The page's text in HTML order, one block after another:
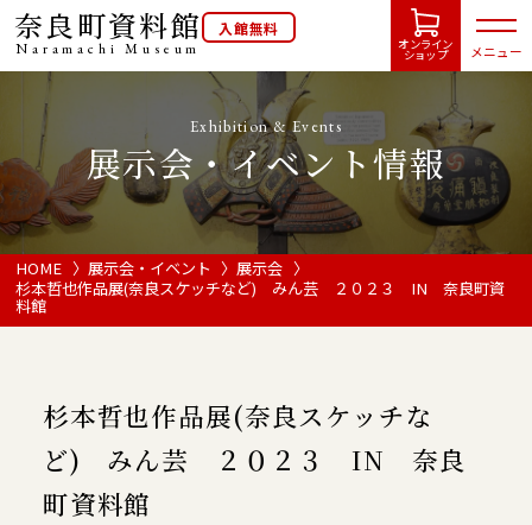
奈良町資料館
NaramachiMuseum
入館無料
オンライン
ショップ メニュー
HOME
開館カレンダー
展示会・イベント情報
ご利用案内
当館について
Exhibition & Events
展示会・イベント情報
HOME 展示会・イベント
展示会
杉本哲也作品展(奈良スケッチなど) みん芸 ２０２３ IN 奈良町資
料館
杉本哲也作品展(奈良スケッチな
ど) みん芸 ２０２３ IN 奈良
町資料館